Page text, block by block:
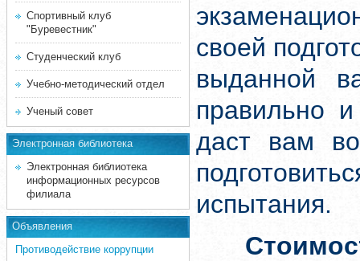
Спортивный клуб
"Буревестник"
Студенческий клуб
Учебно-методический отдел
Ученый совет
Электронная библиотека
Электронная библиотека
информационных ресурсов
филиала
Объявления
Противодействие коррупции
своей
выданной
правильно
даст вам
испытания.